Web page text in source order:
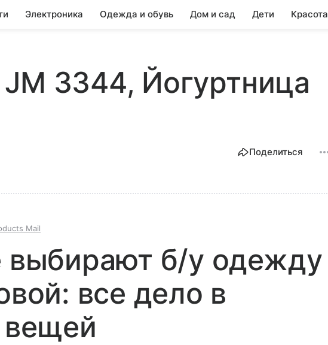
Электроника Одежда и обувь Дом и сад Дети Красота
3344, Йогуртница
Поделиться
Mail
выбирают б/у одежду
все дело в
вещей